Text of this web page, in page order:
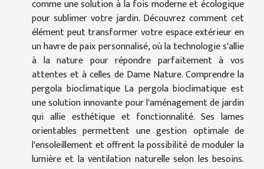
comme une solution à la fois moderne et écologique
pour sublimer votre jardin. Découvrez comment cet
élément peut transformer votre espace extérieur en
un havre de paix personnalisé, où la technologie s'allie
à la nature pour répondre parfaitement à vos
attentes et à celles de Dame Nature. Comprendre la
pergola bioclimatique La pergola bioclimatique est
une solution innovante pour l'aménagement de jardin
qui allie esthétique et fonctionnalité. Ses lames
orientables permettent une gestion optimale de
l'ensoleillement et offrent la possibilité de moduler la
lumière et la ventilation naturelle selon les besoins.